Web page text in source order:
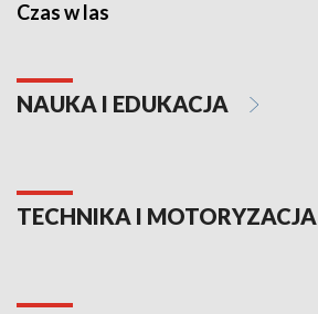
Czas w las
NAUKA I EDUKACJA
TECHNIKA I MOTORYZACJA